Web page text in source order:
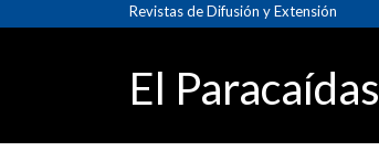
Navegación
principal
Revistas de Difusión y Extensión
El Paracaídas